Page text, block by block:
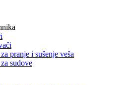
pranje i sušenje veša
sudove